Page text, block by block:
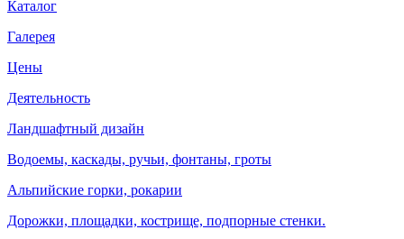
Каталог
Галерея
Цены
Деятельность
Ландшафтный дизайн
Водоемы, каскады, ручьи, фонтаны, гроты
Альпийские горки, рокарии
Дорожки, площадки, кострище, подпорные стенки.